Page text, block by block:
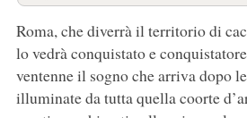
Roma, che diverrà il territorio di
lo vedrà conquistato e
ventenne il sogno che arriva dopo
illuminate da tutta quella coorte